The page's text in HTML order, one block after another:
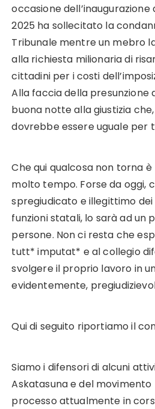
occasione dell’inaugurazione
2025 ha sollecitato la
Tribunale mentre un mebro
alla richiesta milionaria di
cittadini per i costi
Alla faccia della presunzione
buona notte alla giustizia
dovrebbe essere uguale per
Che qui qualcosa non torna
molto tempo. Forse da oggi,
spregiudicato e illegittimo
funzioni statali, lo sarà ad un
persone. Non ci resta che
tutt* imputat* e al collegio
svolgere il proprio lavoro in
evidentemente,
Qui di seguito riportiamo il
Siamo i difensori di alcuni
Askatasuna e del movimento
processo attualmente in